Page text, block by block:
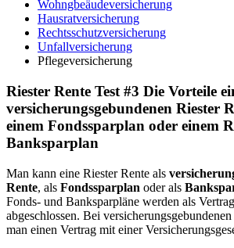
Wohngbeäudeversicherung
Hausratversicherung
Rechtsschutzversicherung
Unfallversicherung
Pflegeversicherung
Riester Rente Test #3 Die Vorteile
versicherungsgebundenen Riester
einem Fondssparplan oder einem
Banksparplan
Man kann eine Riester Rente als
Rente, als Fondssparplan oder als
Fonds- und Banksparpläne werden als
abgeschlossen. Bei
man einen Vertrag mit einer